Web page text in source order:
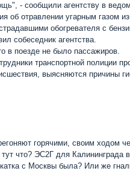
- сообщили агентству в
об отравлении угарным газом
обогревателя с
собеседник агентства.
в поезде не было пассажиров.
транспортной полиции
выясняются причины
горячими, своим ходом
что? ЭС2Г для Калининграда
с Москвы была? Или же